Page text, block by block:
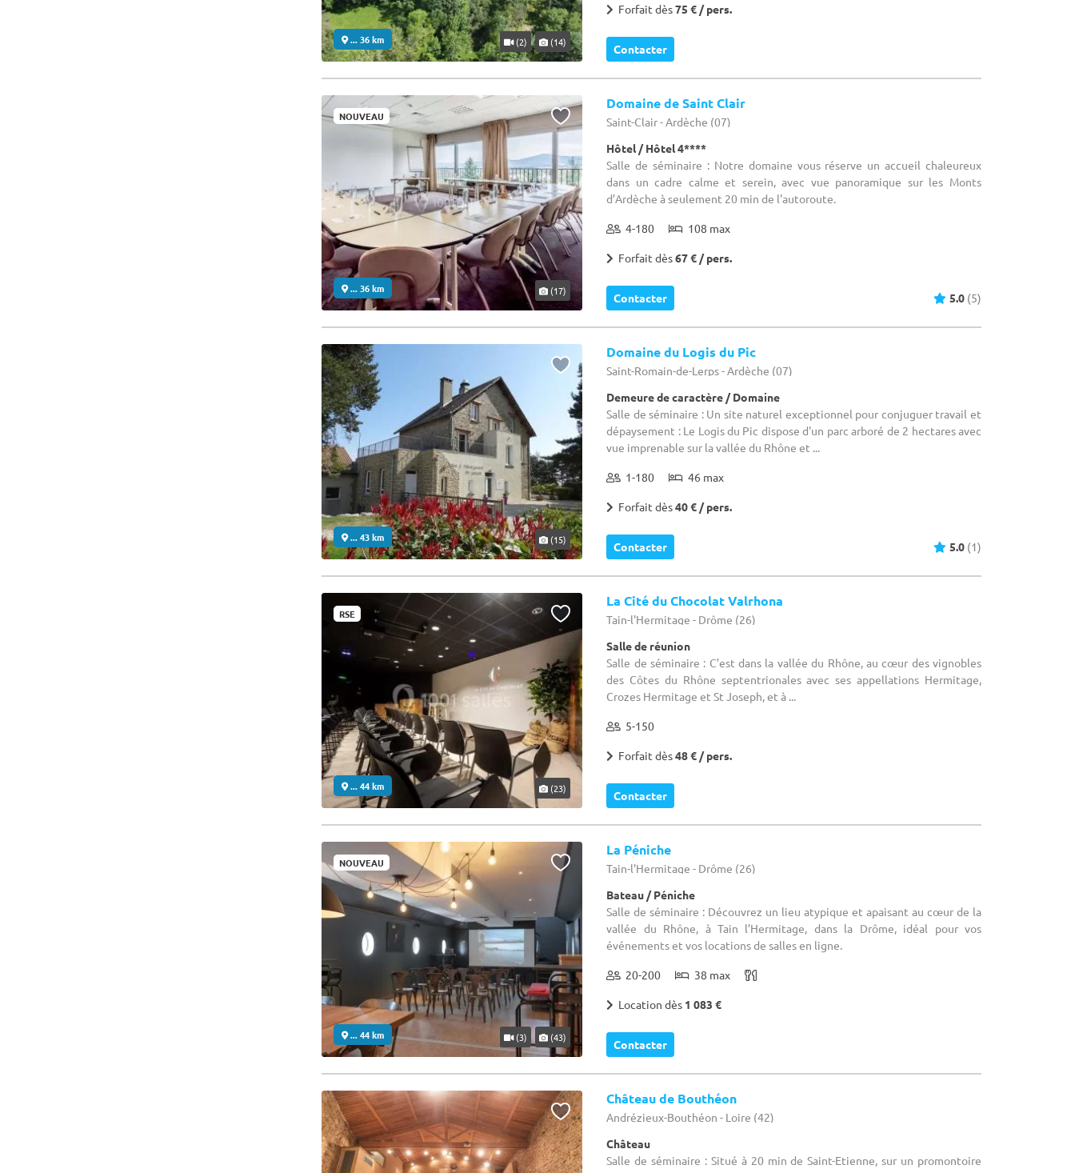
... 36 km (2) (14)
Forfait dès75 € / pers.
Contacter
NOUVEAU
... 36 km (17)
Domaine de Saint Clair
Saint-Clair - Ardèche (07)
Hôtel / Hôtel 4****
Salle de séminaire : Notre domaine vous réserve un accueil chaleureux
dans un cadre calme et serein, avec vue panoramique sur les Monts
d’Ardèche à seulement 20 min de l'autoroute.
4-180 108 max
Forfait dès67 € / pers.
Contacter 5.0 (5)
... 43 km (15)
Domaine du Logis du Pic
Saint-Romain-de-Lerps - Ardèche (07)
Demeure de caractère / Domaine
Salle de séminaire : Un site naturel exceptionnel pour conjuguer travail et
dépaysement : Le Logis du Pic dispose d'un parc arboré de 2 hectares avec
vue imprenable sur la vallée du Rhône et ...
1-180 46 max
Forfait dès40 € / pers.
Contacter 5.0 (1)
RSE
... 44 km (23)
La Cité du Chocolat Valrhona
Tain-l'Hermitage - Drôme (26)
Salle de réunion
Salle de séminaire : C’est dans la vallée du Rhône, au cœur des vignobles
des Côtes du Rhône septentrionales avec ses appellations Hermitage,
Crozes Hermitage et St Joseph, et à ...
5-150
Forfait dès48 € / pers.
Contacter
NOUVEAU
... 44 km (3) (43)
La Péniche
Tain-l'Hermitage - Drôme (26)
Bateau / Péniche
Salle de séminaire : Découvrez un lieu atypique et apaisant au cœur de la
vallée du Rhône, à Tain l’Hermitage, dans la Drôme, idéal pour vos
événements et vos locations de salles en ligne.
20-200 38 max
Location dès 1 083 €
Contacter
Château de Bouthéon
Andrézieux-Bouthéon - Loire (42)
Château
Salle de séminaire : Situé à 20 min de Saint-Etienne, sur un promontoire